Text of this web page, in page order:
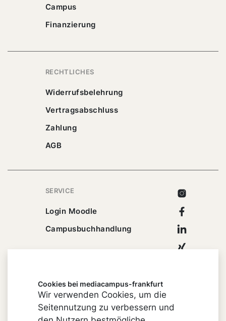
Campus
Finanzierung
RECHTLICHES
Widerrufsbelehrung
Vertragsabschluss
Zahlung
AGB
SERVICE
Login Moodle
Campusbuchhandlung
Instagram
Facebook
Linkedin
Xing
Impressum
Cookies bei mediacampus-frankfurt
Wir verwenden Cookies, um die
Seitennutzung zu verbessern und